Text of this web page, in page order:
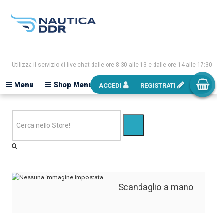
Utilizza il servizio di live chat dalle ore 8:30 alle 13 e dalle ore 14 alle 17:30
Shop Menu
Menu ACCEDI REGISTRATI
Scandaglio a mano